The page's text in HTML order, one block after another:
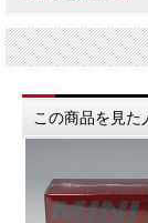
この商品を見た